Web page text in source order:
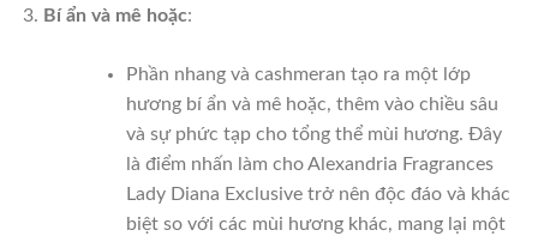
Bí ẩn và mê hoặc:
Phần nhang và cashmeran tạo ra một lớp
hương bí ẩn và mê hoặc, thêm vào chiều sâu
và sự phức tạp cho tổng thể mùi hương. Đây
là điểm nhấn làm cho Alexandria Fragrances
Lady Diana Exclusive trở nên độc đáo và khác
biệt so với các mùi hương khác, mang lại một